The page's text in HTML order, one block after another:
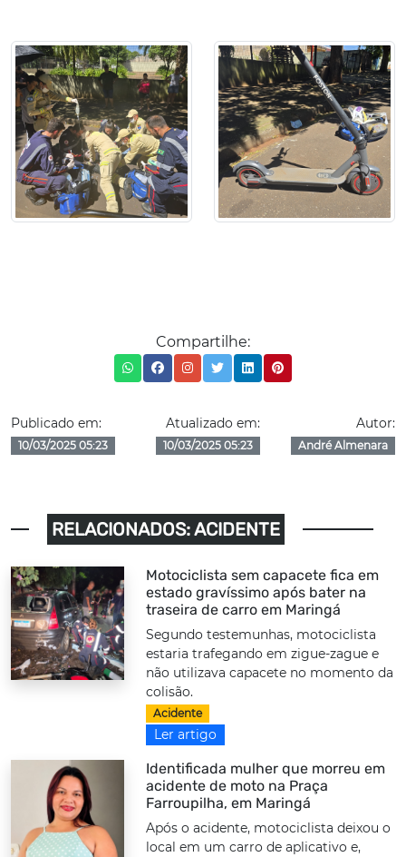
Compartilhe:
Publicado em:
10/03/2025 05:23
Atualizado em:
10/03/2025 05:23
Autor:
André Almenara
RELACIONADOS: ACIDENTE
Motociclista sem capacete fica em
estado gravíssimo após bater na
traseira de carro em Maringá
Segundo testemunhas, motociclista
estaria trafegando em zigue-zague e
não utilizava capacete no momento da
colisão.
Acidente
Ler artigo
Identificada mulher que morreu em
acidente de moto na Praça
Farroupilha, em Maringá
Após o acidente, motociclista deixou o
local em um carro de aplicativo e,